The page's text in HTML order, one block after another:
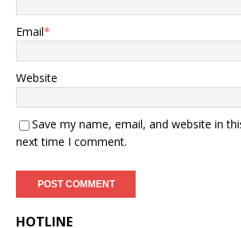
Email*
Website
Save my name, email, and website in
next time I comment.
HOTLINE